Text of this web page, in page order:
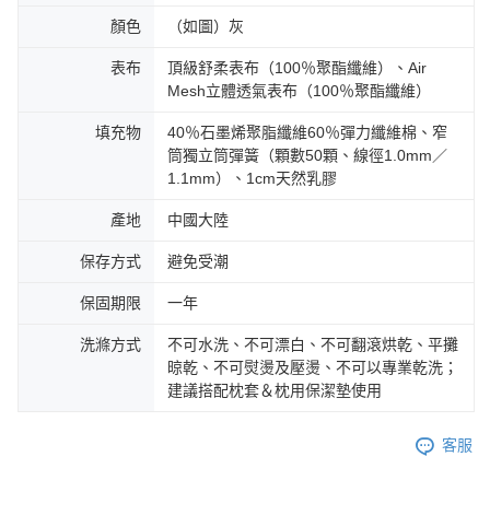
顏色 （如圖）灰
表布
頂級舒柔表布（100％聚酯纖維）、Air
Mesh立體透氣表布（100％聚酯纖維）
填充物
40％石墨烯聚脂纖維60％彈力纖維棉、窄
筒獨立筒彈簧（顆數50顆、線徑1.0mm／
1.1mm）、1cm天然乳膠
產地 中國大陸
保存方式 避免受潮
保固期限 一年
洗滌方式
不可水洗、不可漂白、不可翻滾烘乾、平攤
晾乾、不可熨燙及壓燙、不可以專業乾洗；
建議搭配枕套＆枕用保潔墊使用
客服